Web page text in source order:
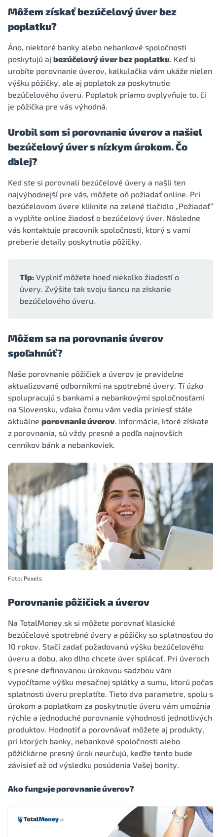
Môžem získať bezúčelový úver bez
poplatku?
Áno, niektoré banky alebo nebankové spoločnosti
poskytujú aj bezúčelový úver bez poplatku. Keď si
urobíte porovnanie úverov, kalkulačka vám ukáže nielen
výšku pôžičky, ale aj poplatok za poskytnutie
bezúčelového úveru. Poplatok priamo ovplyvňuje to, či
je pôžička pre vás výhodná.
Urobil som si porovnanie úverov a našiel
bezúčelový úver s nízkym úrokom. Čo
ďalej?
Keď ste si porovnali bezúčelové úvery a našli ten
najvýhodnejší pre vás, môžete oň požiadať online. Pri
bezúčelovom úvere kliknite na zelené tlačidlo „Požiadať“
a vyplňte online žiadosť o bezúčelový úver. Následne
vás kontaktuje pracovník spoločnosti, ktorý s vami
preberie detaily poskytnutia pôžičky.
Tip: Vyplniť môžete hneď niekoľko žiadostí o
úvery. Zvýšite tak svoju šancu na získanie
bezúčelového úveru.
Môžem sa na porovnanie úverov
spoľahnúť?
Naše porovnanie pôžičiek a úverov je pravidelne
aktualizované odborníkmi na spotrebné úvery. Tí úzko
spolupracujú s bankami a nebankovými spoločnosťami
na Slovensku, vďaka čomu vám vedia priniesť stále
aktuálne porovnanie úverov. Informácie, ktoré získate
z porovnania, sú vždy presné a podľa najnovších
cenníkov bánk a nebankoviek.
Foto: Pexels
Porovnanie pôžičiek a úverov
Na TotalMoney.sk si môžete porovnať klasické
bezúčelové spotrebné úvery a pôžičky so splatnosťou do
10 rokov. Stačí zadať požadovanú výšku bezúčelového
úveru a dobu, ako dlho chcete úver splácať. Pri úveroch
s presne definovanou úrokovou sadzbou vám
vypočítame výšku mesačnej splátky a sumu, ktorú počas
splatnosti úveru preplatíte. Tieto dva parametre, spolu s
úrokom a poplatkom za poskytnutie úveru vám umožnia
rýchle a jednoduché porovnanie výhodnosti jednotlivých
produktov. Hodnotiť a porovnávať môžete aj produkty,
pri ktorých banky, nebankové spoločnosti alebo
pôžičkárne presný úrok neurčujú, keďže tento bude
závisieť až od výsledku posúdenia Vašej bonity.
Ako funguje porovnanie úverov?